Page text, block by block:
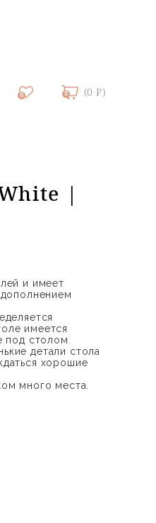
0 0 (0 ₽)
|
и имеет
имеется
под столом
детали стола
хорошие
много места.